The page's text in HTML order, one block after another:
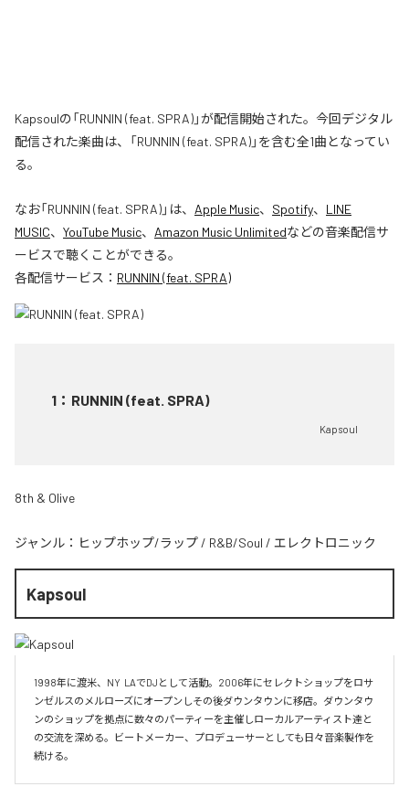
Kapsoulの「RUNNIN (feat. SPRA)」が配信開始された。今回デジタル
配信された楽曲は、「RUNNIN (feat. SPRA)」を含む全1曲となってい
る。
なお「RUNNIN (feat. SPRA)」は、 Apple Music、 Spotify、 LINE
MUSIC、 YouTube Music、 Amazon Music Unlimitedなどの音楽配信サ
ービスで聴くことができる。
各配信サービス： RUNNIN (feat. SPRA)
1 ： RUNNIN (feat. SPRA)
Kapsoul
8th & Olive
ジャンル： ヒップホップ/ラップ / R&B/Soul / エレクトロニック
Kapsoul
1998年に渡米、NY  LAでDJとして活動。2006年にセレクトショップをロサ
ンゼルスのメルローズにオープンしその後ダウンタウンに移店。ダウンタウ
ンのショップを拠点に数々のパーティーを主催しローカルアーティスト達と
の交流を深める。ビートメーカー、プロデューサーとしても日々音楽製作を
続ける。